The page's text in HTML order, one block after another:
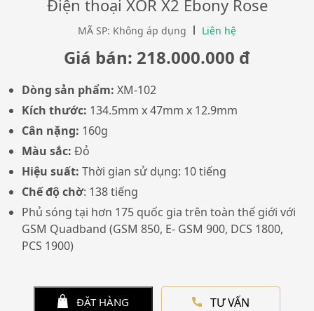
Điện thoại XOR X2 Ebony Rose
MÃ SP: Không áp dụng Liên hệ
Giá bán: 218.000.000 đ
Dòng sản phẩm: XM-102
Kích thước: 134.5mm x 47mm x 12.9mm
Cân nặng: 160g
Màu sắc: Đỏ
Hiệu suất: Thời gian sử dụng: 10 tiếng
Chế độ chờ: 138 tiếng
Phủ sóng tại hơn 175 quốc gia trên toàn thế giới với
GSM Quadband (GSM 850, E- GSM 900, DCS 1800,
PCS 1900)
ĐẶT HÀNG TƯ VẤN